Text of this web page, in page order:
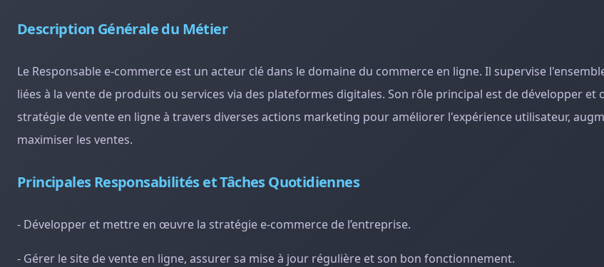
Description Générale du Métier
Le Responsable e-commerce est un acteur clé dans le domaine du commerce en ligne. Il supervise
liées à la vente de produits ou services via des plateformes digitales. Son rôle principal est de développer et
stratégie de vente en ligne à travers diverses actions marketing pour améliorer l'expérience utilisateur,
maximiser les ventes.
Principales Responsabilités et Tâches Quotidiennes
- Développer et mettre en œuvre la stratégie e-commerce de l’entreprise.
- Gérer le site de vente en ligne, assurer sa mise à jour régulière et son bon fonctionnement.